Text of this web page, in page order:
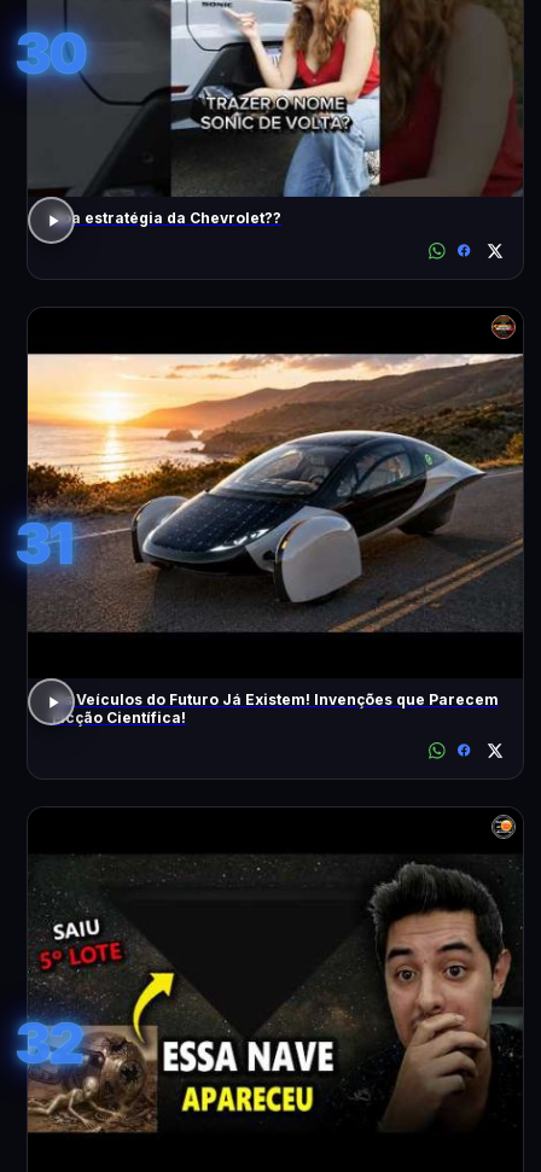
30
Boa estratégia da Chevrolet??
31
Os Veículos do Futuro Já Existem! Invenções que Parecem
Ficção Científica!
32